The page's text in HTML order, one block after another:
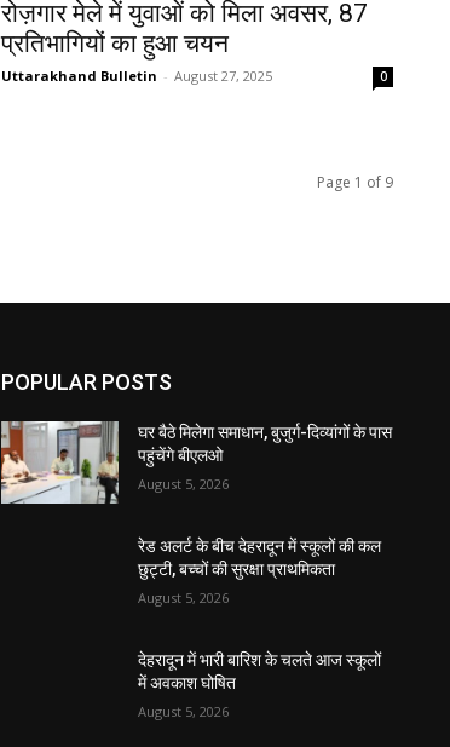
रोज़गार मेले में युवाओं को मिला अवसर, 87
प्रतिभागियों का हुआ चयन
Uttarakhand Bulletin - August 27, 2025 0
Page 1 of 9
POPULAR POSTS
घर बैठे मिलेगा समाधान, बुजुर्ग-दिव्यांगों के पास
पहुंचेंगे बीएलओ
August 5, 2026
रेड अलर्ट के बीच देहरादून में स्कूलों की कल
छुट्टी, बच्चों की सुरक्षा प्राथमिकता
August 5, 2026
देहरादून में भारी बारिश के चलते आज स्कूलों
में अवकाश घोषित
August 5, 2026